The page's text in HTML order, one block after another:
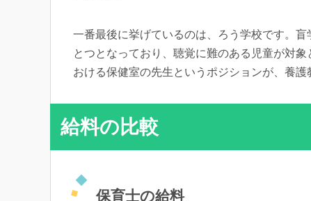
一番最後に挙げているのは、ろう学校です。
とつとなっており、聴覚に難のある児童が対
おける保健室の先生というポジションが、養護
給料の比較
保育士の給料